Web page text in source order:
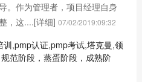
。作为管理者，项目经理自身
，这....[详细] 07/02/2019:09:32
,pmp认证,pmp考试,塔克曼,领
范阶段，蒸蛋阶段，成熟阶